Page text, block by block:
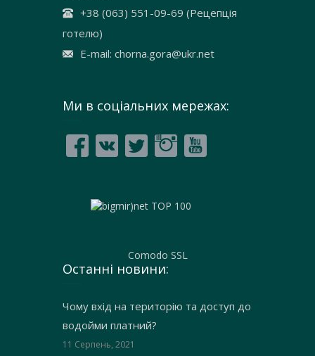
+38 (063) 551-09-69 (Рецепція
готелю)
E-mail: chorna.gora@ukr.net
Ми в соціальних мережах:
Comodo SSL
Останні новини:
Чому вхід на територію та доступ до
водойми платний?
11 Серпень, 2021